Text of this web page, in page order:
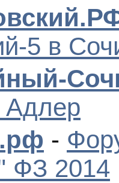
5 в
-
ФЗ 2014